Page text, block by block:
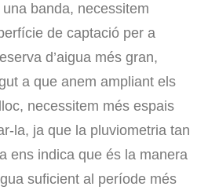
banda, necessitem
de captació per a
d’aigua més gran,
a que anem ampliant els
necessitem més espais
la, ja que la pluviometria tan
ens indica que és la manera
suficient al període més